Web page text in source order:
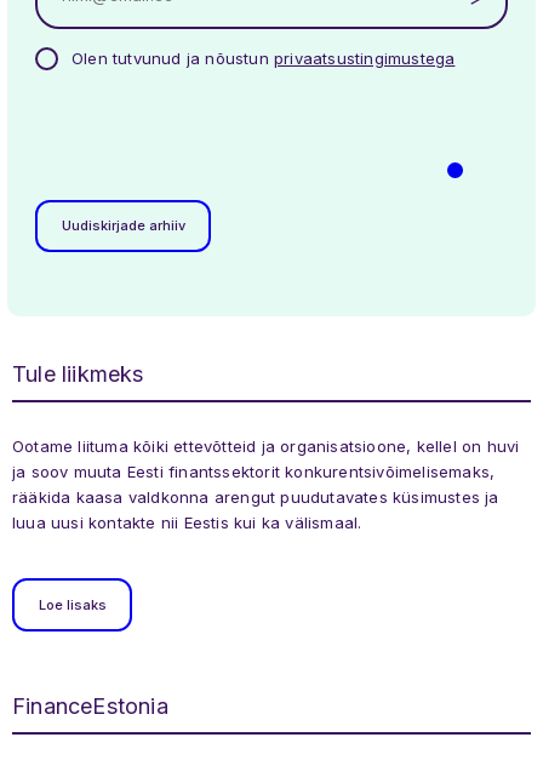
Olen tutvunud ja nõustun privaatsustingimustega
Uudiskirjade arhiiv
Tule liikmeks
Ootame liituma kõiki ettevõtteid ja organisatsioone, kellel on huvi
ja soov muuta Eesti finantssektorit konkurentsivõimelisemaks,
rääkida kaasa valdkonna arengut puudutavates küsimustes ja
luua uusi kontakte nii Eestis kui ka välismaal.
Loe lisaks
FinanceEstonia